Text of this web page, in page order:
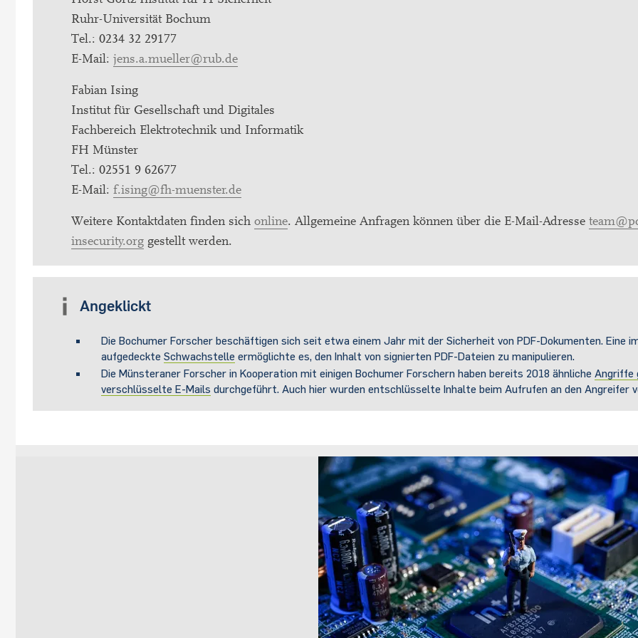
Ruhr-Universität Bochum
Tel.: 0234 32 29177
E-Mail: jens.a.mueller@rub.de
Fabian Ising
Institut für Gesellschaft und Digitales
Fachbereich Elektrotechnik und Informatik
FH Münster
Tel.: 02551 9 62677
E-Mail: f.ising@fh-muenster.de
Weitere Kontaktdaten finden sich online. Allgemeine Anfragen können über die E-Mail-Adresse
insecurity.org gestellt werden.
Angeklickt
Die Bochumer Forscher beschäftigen sich seit etwa einem Jahr mit der Sicherheit von PDF-Dokumenten. Eine
aufgedeckte Schwachstelle ermöglichte es, den Inhalt von signierten PDF-Dateien zu manipulieren.
Die Münsteraner Forscher in Kooperation mit einigen Bochumer Forschern haben bereits 2018 ähnliche Angriffe
verschlüsselte E-Mails durchgeführt. Auch hier wurden entschlüsselte Inhalte beim Aufrufen an den Angreifer